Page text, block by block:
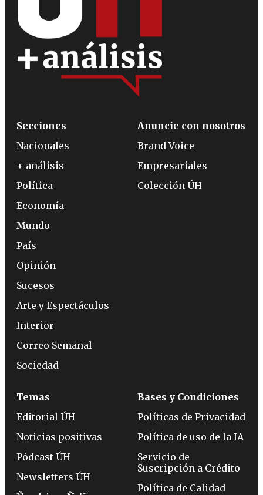
Secciones
Nacionales
+ análisis
Política
Economía
Mundo
País
Opinión
Sucesos
Arte y Espectáculos
Interior
Correo Semanal
Sociedad
Anuncie con nosotros
Brand Voice
Empresariales
Colección ÚH
Temas
Editorial ÚH
Noticias positivas
Pódcast ÚH
Newsletters ÚH
Bases y Condiciones
Políticas de Privacidad
Política de uso de la IA
Servicio de
Suscripción a Crédito
Política de Calidad